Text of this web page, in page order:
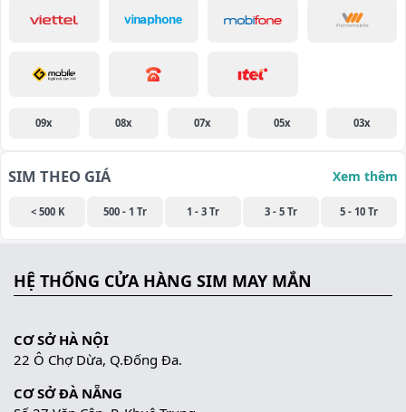
09x 08x 07x 05x 03x
SIM THEO GIÁ Xem thêm
< 500 K 500 - 1 Tr 1 - 3 Tr 3 - 5 Tr 5 - 10 Tr
HỆ THỐNG CỬA HÀNG SIM MAY MẮN
CƠ SỞ HÀ NỘI
22 Ô Chợ Dừa, Q.Đống Đa.
CƠ SỞ ĐÀ NẴNG